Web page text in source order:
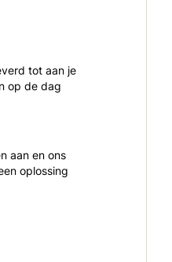
tot aan je
op de dag
aan en ons
oplossing